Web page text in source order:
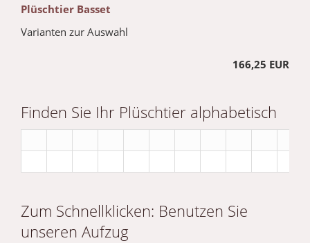
Plüschtier Basset
Varianten zur Auswahl
166,25 EUR
Finden Sie Ihr Plüschtier alphabetisch
Zum Schnellklicken: Benutzen Sie
unseren Aufzug